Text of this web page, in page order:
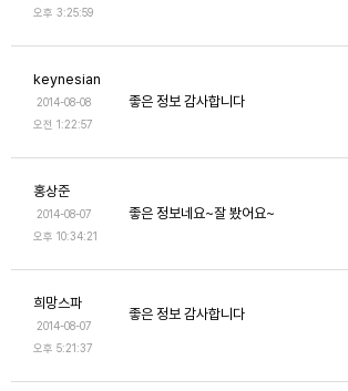
오후 3:25:59
keynesian
2014-08-08
오전 1:22:57
좋은 정보 감사합니다
홍상준
2014-08-07
오후 10:34:21
좋은 정보네요~잘 봤어요~
희망스파
2014-08-07
오후 5:21:37
좋은 정보 감사합니다